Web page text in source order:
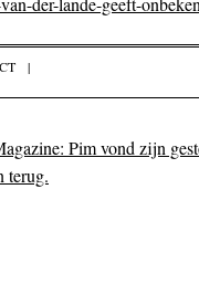
|
Pim vond zijn
terug.